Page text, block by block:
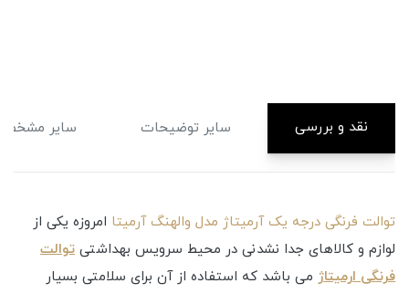
نقد و بررسی سایر توضیحات سایر
توالت فرنگی درجه یک آرمیتاژ مدل والهنگ آرمیتا امروزه یکی از
لوازم و کالاهای جدا نشدنی در محیط سرویس بهداشتی توالت
فرنگی ارمیتاژ می باشد که استفاده از آن برای سلامتی بسیار